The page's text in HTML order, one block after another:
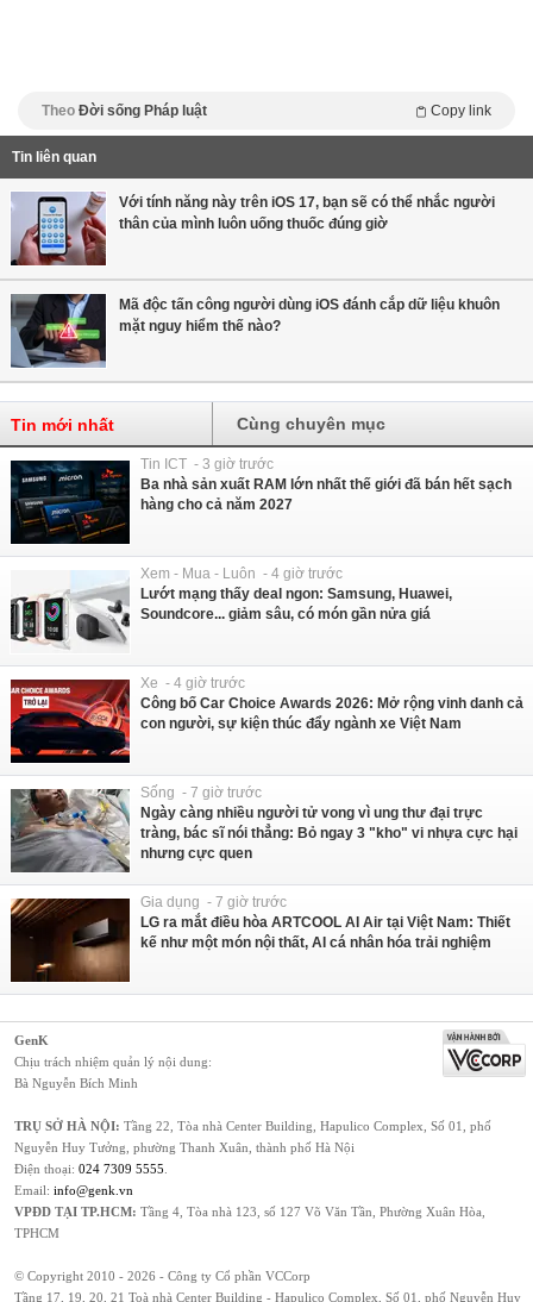
Theo Đời sống Pháp luật Copy link
Tin liên quan
Với tính năng này trên iOS 17, bạn sẽ có thể nhắc người
thân của mình luôn uống thuốc đúng giờ
Mã độc tấn công người dùng iOS đánh cắp dữ liệu khuôn
mặt nguy hiểm thế nào?
Tin mới nhất Cùng chuyên mục
Tin ICT - 3 giờ trước
Ba nhà sản xuất RAM lớn nhất thế giới đã bán hết sạch
hàng cho cả năm 2027
Xem - Mua - Luôn - 4 giờ trước
Lướt mạng thấy deal ngon: Samsung, Huawei,
Soundcore... giảm sâu, có món gần nửa giá
Xe - 4 giờ trước
Công bố Car Choice Awards 2026: Mở rộng vinh danh cả
con người, sự kiện thúc đẩy ngành xe Việt Nam
Sống - 7 giờ trước
Ngày càng nhiều người tử vong vì ung thư đại trực
tràng, bác sĩ nói thẳng: Bỏ ngay 3 "kho" vi nhựa cực hại
nhưng cực quen
Gia dụng - 7 giờ trước
LG ra mắt điều hòa ARTCOOL AI Air tại Việt Nam: Thiết
kế như một món nội thất, AI cá nhân hóa trải nghiệm
GenK
Chịu trách nhiệm quản lý nội dung:
Bà Nguyễn Bích Minh
TRỤ SỞ HÀ NỘI: Tầng 22, Tòa nhà Center Building, Hapulico Complex, Số 01, phố
Nguyễn Huy Tưởng, phường Thanh Xuân, thành phố Hà Nội
Điện thoại: 024 7309 5555
Email: info@genk.vn
VPĐD TẠI TP.HCM: Tầng 4, Tòa nhà 123, số 127 Võ Văn Tần, Phường Xuân Hòa,
TPHCM
© Copyright 2010 - 2026 - Công ty Cổ phần VCCorp
Tầng 17, 19, 20, 21 Toà nhà Center Building - Hapulico Complex, Số 01, phố Nguyễn Huy